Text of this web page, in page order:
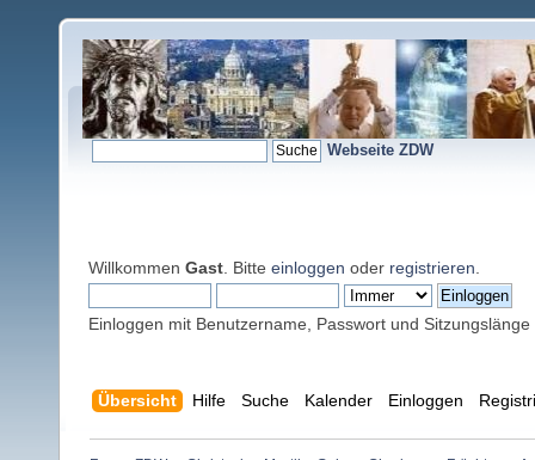
Webseite ZDW
Willkommen Gast . Bitte einloggen oder registrieren
Einloggen mit Benutzername, Passwort und Sitzungslänge
Übersicht Hilfe Suche Kalender Einloggen